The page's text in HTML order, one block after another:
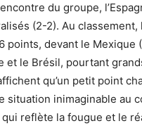
du groupe,
(2-2). Au classement,
points, devant le Mexique
et le Brésil, pourtant
qu’un petit point
situation inimaginable au
reflète la fougue et le